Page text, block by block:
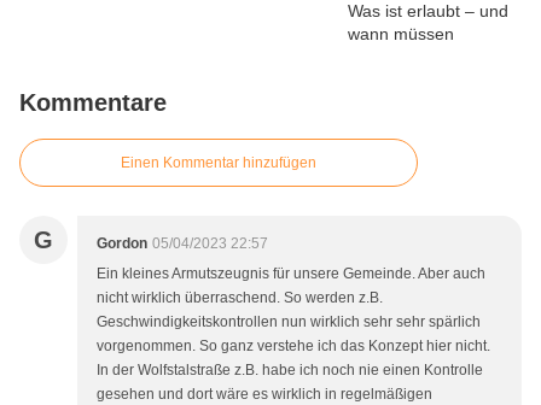
Kommentare
Einen Kommentar hinzufügen
G Gordon 05/04/2023 22:57
Ein kleines Armutszeugnis für unsere Gemeinde. Aber auch
nicht wirklich überraschend. So werden z.B.
Geschwindigkeitskontrollen nun wirklich sehr sehr spärlich
vorgenommen. So ganz verstehe ich das Konzept hier nicht.
In der Wolfstalstraße z.B. habe ich noch nie einen Kontrolle
gesehen und dort wäre es wirklich in regelmäßigen